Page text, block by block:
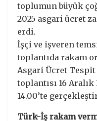
toplumun büyük
2025 asgari ücret
erdi.
İşçi ve işveren
toplantıda rakam
Asgari Ücret
toplantısı 16
14.00’te
Türk-İş rakam